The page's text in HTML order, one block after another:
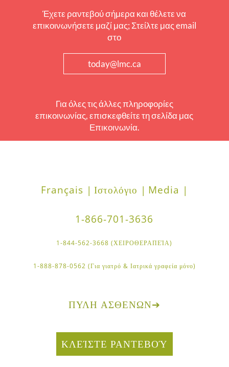
Έχετε ραντεβού σήμερα και θέλετε να
επικοινωνήσετε μαζί μας; Στείλτε μας email
στο
today@lmc.ca
Για όλες τις άλλες πληροφορίες
επικοινωνίας, επισκεφθείτε τη σελίδα μας
Επικοινωνία.
Français | Ιστολόγιο | Media |
1-866-701-3636
1-844-562-3668 (ΧΕΙΡΟΘΕΡΑΠΕΊΑ)
1-888-878-0562 (Για γιατρό & Ιατρικά γραφεία μόνο)
ΠΎΛΗ ΑΣΘΕΝΏΝ➔
ΚΛΕΊΣΤΕ ΡΑΝΤΕΒΟΎ